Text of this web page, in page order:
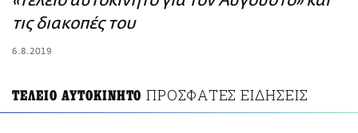
ΑΜΠΑ
τις διακοπές του
6.8.2019
ΤΕΛΕΙΟ ΑΥΤΟΚΙΝΗΤΟ ΠΡΟΣΦΑΤΕΣ ΕΙΔΗΣΕΙΣ